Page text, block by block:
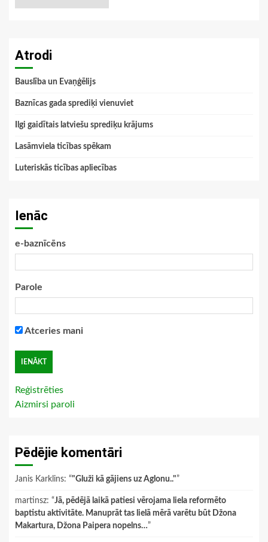
Atrodi
Bauslība un Evaņģēlijs
Baznīcas gada sprediķi vienuviet
Ilgi gaidītais latviešu sprediķu krājums
Lasāmviela ticības spēkam
Luteriskās ticības apliecības
Ienāc
e-baznīcēns
Parole
Atceries mani
Reģistrēties
Aizmirsi paroli
Pēdējie komentāri
Janis Karklins: “"Gluži kā gājiens uz Aglonu.."”
martinsz: “Jā, pēdējā laikā patiesi vērojama liela reformēto
baptistu aktivitāte. Manuprāt tas lielā mērā varētu būt Džona
Makartura, Džona Paipera nopelns…”